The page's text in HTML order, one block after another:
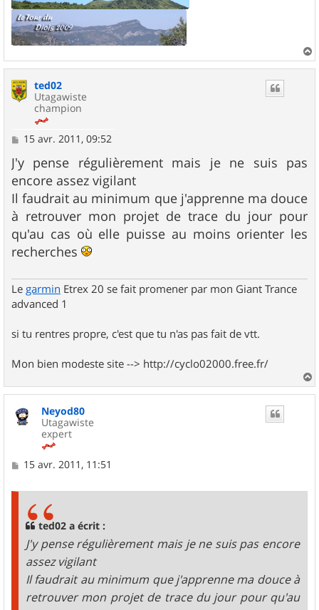
a
ted02
Utagawiste
champion
M
s
s
a
g
e
15 avr. 2011, 09:52
J'y pense régulièrement mais je ne suis pas
encore assez vigilant
Il faudrait au minimum que j'apprenne ma douce
à retrouver mon projet de trace du jour pour
qu'au cas où elle puisse au moins orienter les
recherches
Le garmin Etrex 20 se fait promener par mon Giant Trance
advanced 1
si tu rentres propre, c'est que tu n'as pas fait de vtt.
Mon bien modeste site --> http://cyclo02000.free.fr/
a
u
Neyod80
Utagawiste
expert
M15 avr. 2011, 11:51
ted02 a écrit :
J'y pense régulièrement mais je ne suis pas encore
assez vigilant
Il faudrait au minimum que j'apprenne ma douce à
retrouver mon projet de trace du jour pour qu'au